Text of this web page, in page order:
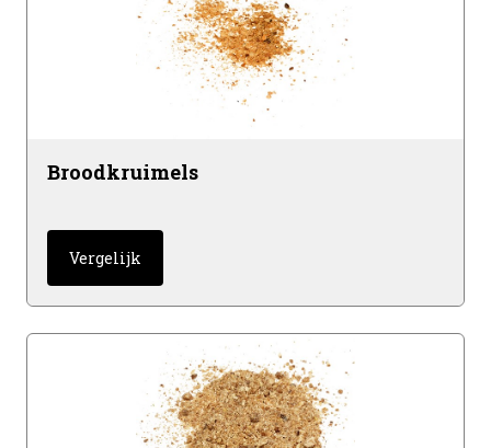
Broodkruimels
Vergelijk